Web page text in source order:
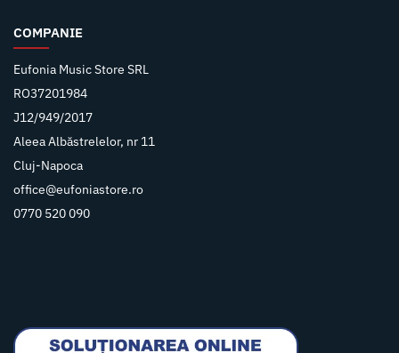
COMPANIE
Eufonia Music Store SRL
RO37201984
J12/949/2017
Aleea Albăstrelelor, nr 11
Cluj-Napoca
office@eufoniastore.ro
0770 520 090